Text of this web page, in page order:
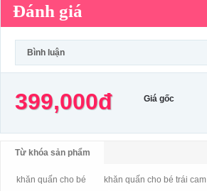
Đánh giá
Bình luận
399,000đ Giá gốc
Từ khóa sản phẩm
khăn quấn cho bé khăn quấn cho bé trái cam